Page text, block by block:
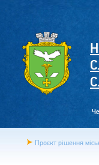
Проєкт рішення